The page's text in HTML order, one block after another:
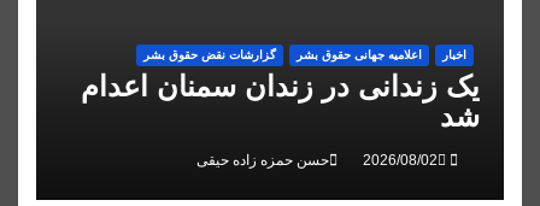
اخبار اعلاميه جهانی حقوق بشر گزارشات نقض حقوق بشر
یک زندانی در زندان سمنان اعدام
شد
حسن حمزه زاده حیقی